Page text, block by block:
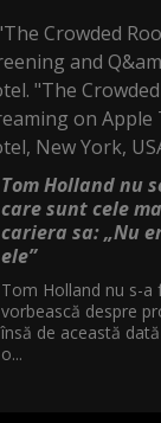
Tom Holland nu
care sunt cele
cariera sa: „Nu
ele”
Tom Holland nu s-a
vorbească despre
însă de această
o...